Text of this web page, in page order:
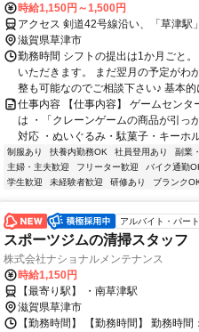
時給1,150円～1,500円
アクセス 剣道42号線沿い、「草津駅
滋賀県草津市
勤務時間 シフトの提出は1か月ごと
いただきます。 まだ翌月の予定がわ
整も可能なのでご相談下さい♪ 基本
仕事内容 【仕事内容】 ゲームセン
は ・「クレーンゲームの商品が引っ
対応 ・ぬいぐるみ・駄菓子・キーホ
制服あり 扶養内勤務OK 社員登用あり 副業
主婦・主夫歓迎
フリーター歓迎 バイク通勤
学生歓迎
未経験者歓迎 研修あり ブランク
アルバイト・パート
スポーツジムの清掃スタッフ
株式会社ナショナルメンテナンス
時給1,150円
【最寄り駅】 ・南草津駅
滋賀県草津市
【勤務時間】 【勤務時間】 勤務時